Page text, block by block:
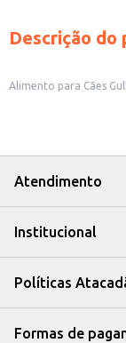
Descrição do
Alimento para Cães
Atendimento
Institucional
Políticas
Formas de